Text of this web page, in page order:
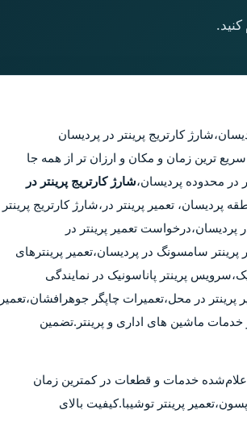
،شارژ کارتریج پرینتر در پردیسان
در سریع ترین زمان و مکان و ارزان تر از همه جا
شارژ کارتریج پرینتر در
پردیسان، تعمیر پرینتر در،شارژ کارتریج پرینتر
تعمیر پرینتر در
پرینتر سامسونگ در پردیسان،تعمیر پرینترهای
پرینتر پاناسونیک در نمایندگی
پرینتر در محل،تعمیرات چاپگر جوهرافشان،تعمیر
خدمات ماشین های اداری و پرینتر.تضمین
خدمات و قطعات در کمترین زمان
پرینتر توشیبا.کیفیت بالای